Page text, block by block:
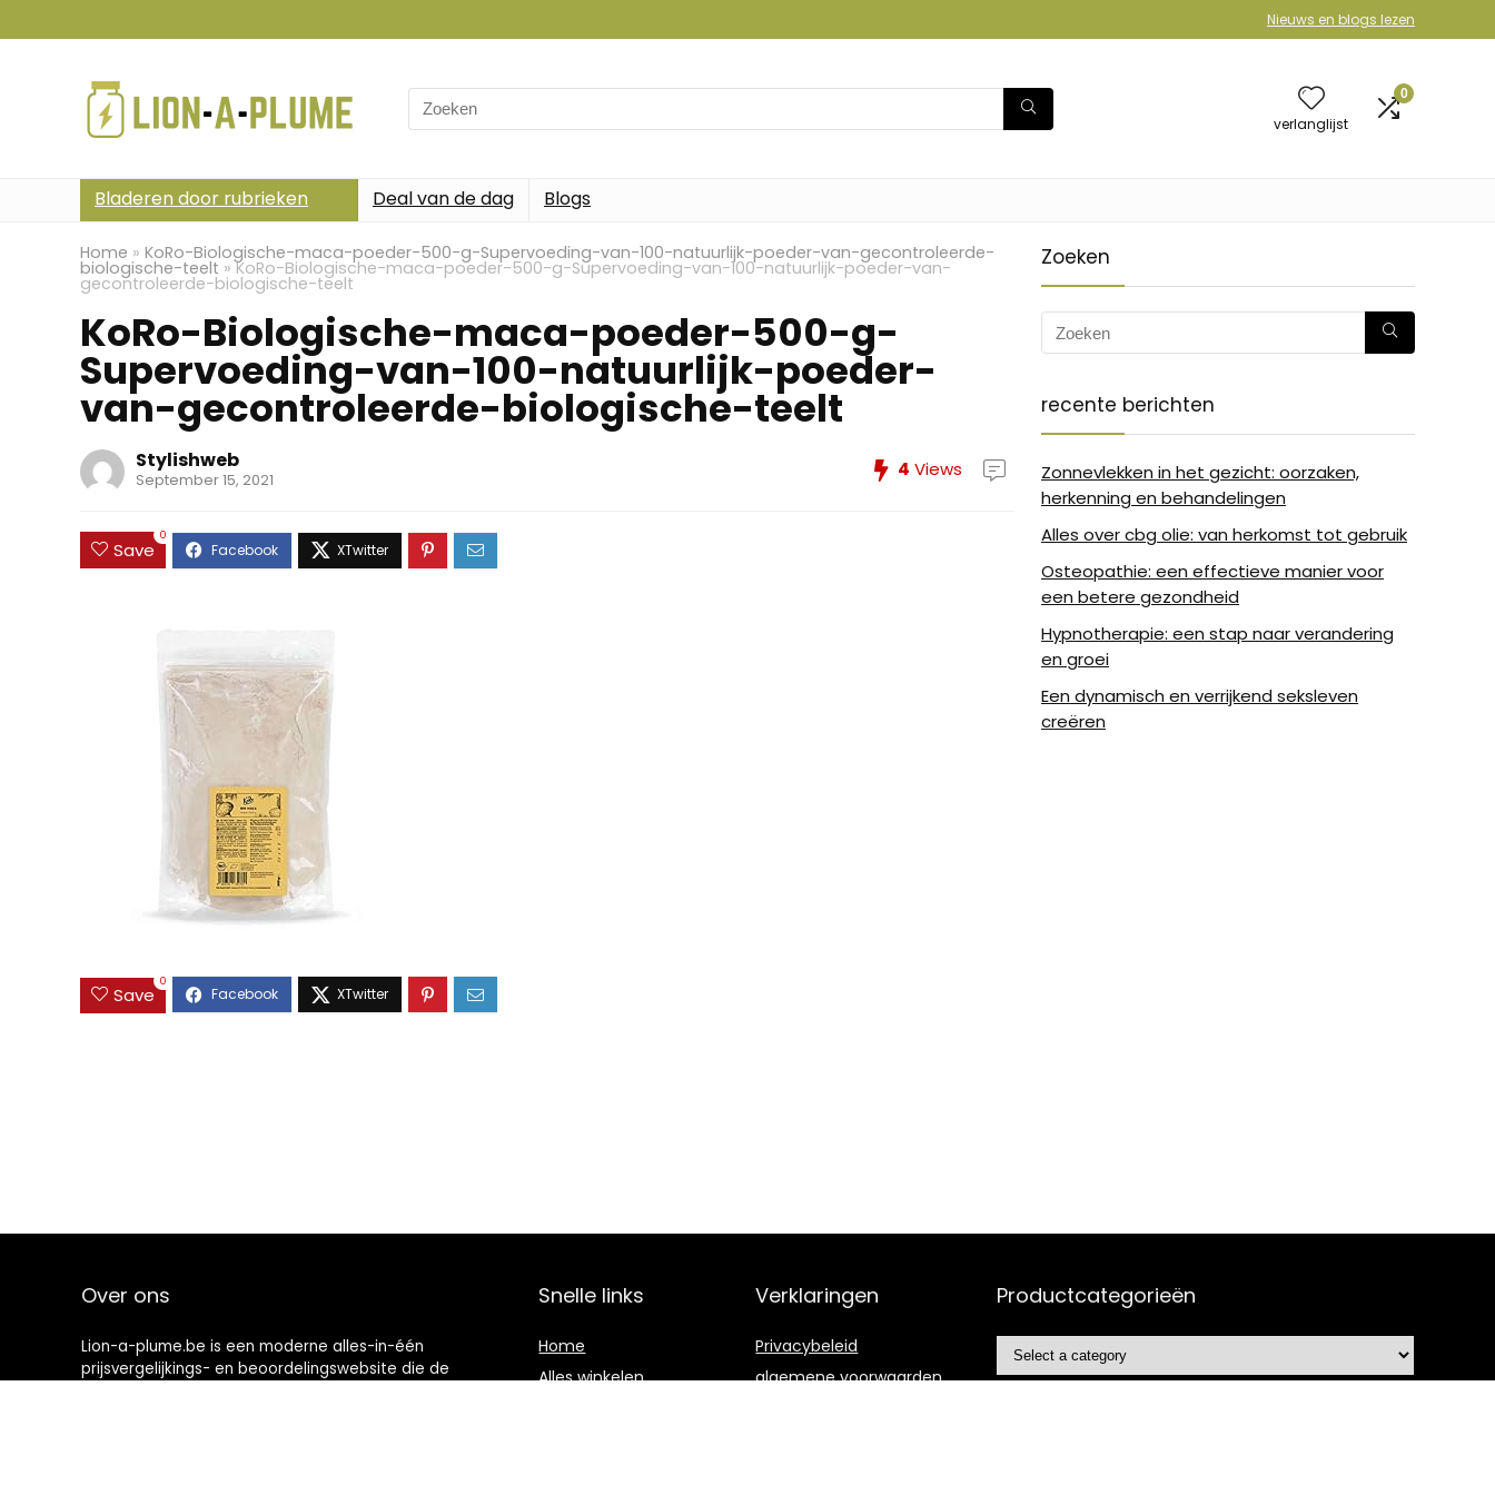
Nieuws en blogs lezen
Search
for:
verlanglijst
0
Bladeren door rubrieken Deal van de dag Blogs
Home » KoRo-Biologische-maca-poeder-500-g-Supervoeding-van-100-natuurlijk-poeder-van-gecontroleerde-
biologische-teelt »KoRo-Biologische-maca-poeder-500-g-Supervoeding-van-100-natuurlijk-poeder-van-
gecontroleerde-biologische-teelt
KoRo-Biologische-maca-poeder-500-g-
Supervoeding-van-100-natuurlijk-poeder-
van-gecontroleerde-biologische-teelt
Stylishweb
September 15, 2021 4 Views
Save
0
Save
0
Zoeken
recente berichten
Zonnevlekken in het gezicht: oorzaken,
herkenning en behandelingen
Alles over cbg olie: van herkomst tot gebruik
Osteopathie: een effectieve manier voor
een betere gezondheid
Hypnotherapie: een stap naar verandering
en groei
Een dynamisch en verrijkend seksleven
creëren
Over ons
Lion-a-plume.be is een moderne alles-in-één
prijsvergelijkings- en beoordelingswebsite die de
Snelle links
Home
Alles winkelen
Verklaringen
Privacybeleid
algemene voorwaarden
Productcategorieën